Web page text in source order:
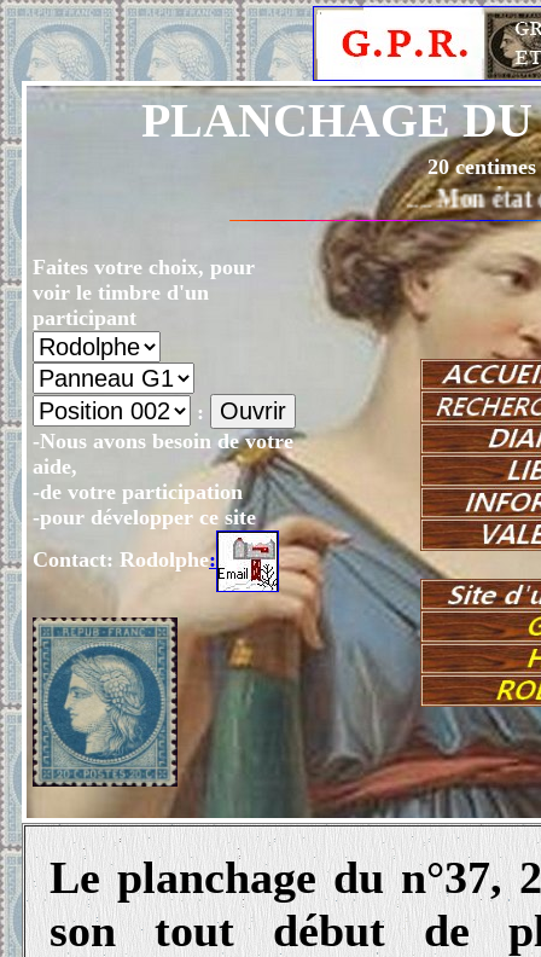
PLANCHAGE
20
.... Mon état de
Faites votre choix, pour
voir le timbre d'un
participant
:
-Nous avons besoin de votre
aide,
-de votre participation
-pour développer ce site
Contact: Rodolphe:
Le planchage du n°37,
son tout début de